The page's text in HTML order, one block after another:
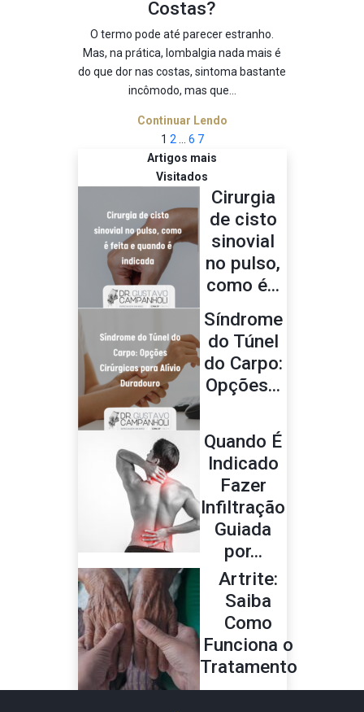
Costas?
O termo pode até parecer estranho.
Mas, na prática, lombalgia nada mais é
do que dor nas costas, sintoma bastante
incômodo, mas que...
Continuar Lendo
1 2 6 7
Artigos mais
Visitados
Cirurgia
de cisto
sinovial
no pulso,
como é...
Síndrome
do Túnel
do Carpo:
Opções...
Quando É
Indicado
Fazer
Infiltração
Guiada
por...
Artrite:
Saiba
Como
Funciona o
Tratamento